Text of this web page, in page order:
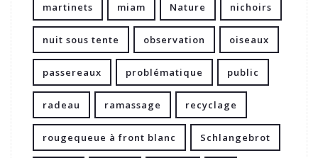
martinets miam Nature nichoirs
nuit sous tente observation oiseaux
passereaux problématique public
radeau ramassage recyclage
rougequeue à front blanc Schlangebrot